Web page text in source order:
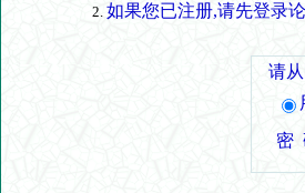
如果您已注册,请先登录
请
密